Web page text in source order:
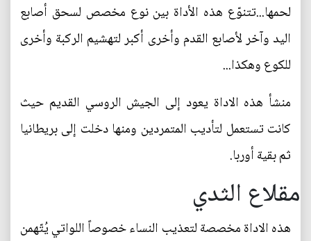
لحمها...تتنوّع هذه الأداة بين نوع مخصص لسحق أصابع
اليد وآخر لأصابع القدم وأخرى أكبر لتهشيم الركبة وأخرى
للكوع وهكذا...
منشأ هذه الاداة يعود إلى الجيش الروسي القديم حيث
كانت تستعمل لتأديب المتمردين ومنها دخلت إلى بريطانيا
ثم بقية أوربا.
مقلاع الثدي
هذه الاداة مخصصة لتعذيب النساء خصوصاً اللواتي يُتّهمن